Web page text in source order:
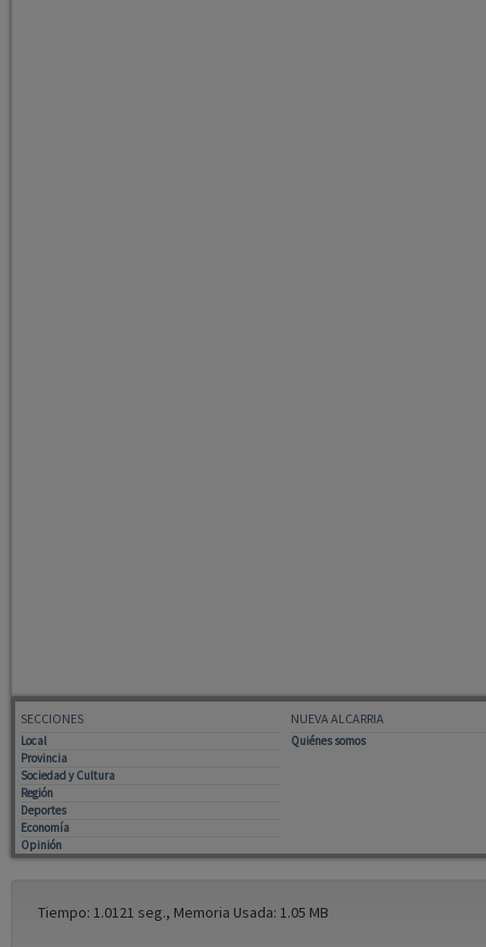
SECCIONES
Local
Provincia
Sociedad y Cultura
Región
Deportes
Economía
Opinión
NUEVA ALCARRIA
Quiénes somos
Tiempo: 1.0121 seg., Memoria Usada: 1.05 MB